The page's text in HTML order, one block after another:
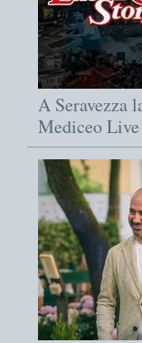
A Seravezza
Mediceo